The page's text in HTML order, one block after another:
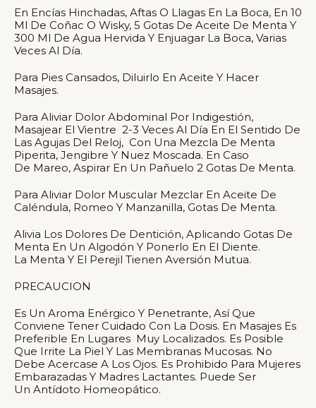
En Encías Hinchadas, Aftas O Llagas En La Boca, En 10
Ml De Coñac O Wisky, 5 Gotas De Aceite De Menta Y
300 Ml De Agua Hervida Y Enjuagar La Boca, Varias
Veces Al Día.
Para Pies Cansados, Diluirlo En Aceite Y Hacer
Masajes.
Para Aliviar Dolor Abdominal Por Indigestión,
Masajear El Vientre 2-3 Veces Al Día En El Sentido De
Las Agujas Del Reloj, Con Una Mezcla De Menta
Piperita, Jengibre Y Nuez Moscada. En Caso
De Mareo, Aspirar En Un Pañuelo 2 Gotas De Menta.
Para Aliviar Dolor Muscular Mezclar En Aceite De
Caléndula, Romeo Y Manzanilla, Gotas De Menta.
Alivia Los Dolores De Dentición, Aplicando Gotas De
Menta En Un Algodón Y Ponerlo En El Diente.
La Menta Y El Perejil Tienen Aversión Mutua.
PRECAUCION
Es Un Aroma Enérgico Y Penetrante, Así Que
Conviene Tener Cuidado Con La Dosis. En Masajes Es
Preferible En Lugares Muy Localizados. Es Posible
Que Irrite La Piel Y Las Membranas Mucosas. No
Debe Acercase A Los Ojos. Es Prohibido Para Mujeres
Embarazadas Y Madres Lactantes. Puede Ser
Un Antídoto Homeopático.